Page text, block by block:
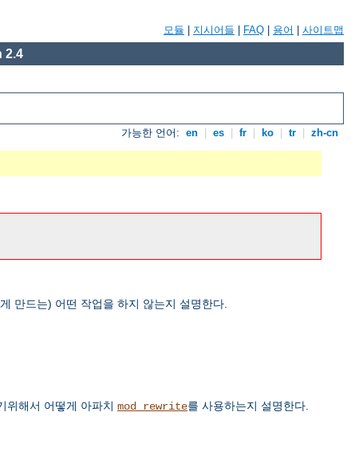
모듈 지시어들 FAQ 용어 사이트맵
2.4
가능한 언어: en es fr ko tr zh-cn
만드는) 어떤 작업을 하지 않는지 설명한다.
위해서 어떻게 아파치 mod_rewrite를 사용하는지 설명한다.